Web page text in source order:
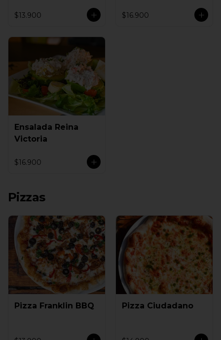
$13.900 $16.900
Ensalada Reina
Victoria
$16.900
Pizzas
Pizza Franklin BBQ Pizza Ciudadano